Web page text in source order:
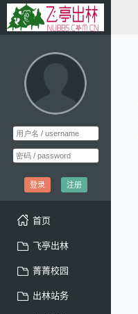
登录 注册
首页
飞亭出林
菁菁校园
出林站务